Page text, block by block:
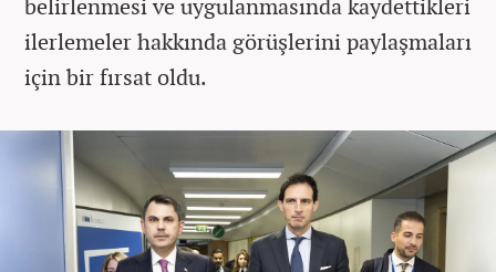
ilerlemeler hakkında görüşlerini paylaşmaları
için bir fırsat oldu.